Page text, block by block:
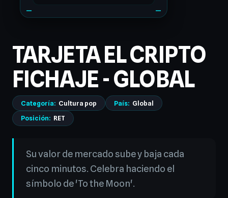
TARJETA EL CRIPTO
FICHAJE - GLOBAL
Categoría: Cultura pop País: Global
Posición: RET
Su valor de mercado sube y baja cada
cinco minutos. Celebra haciendo el
símbolo de 'To the Moon'.